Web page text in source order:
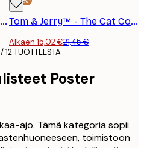
Tom & Jerry™ - The Two Mouseketeers Poster Tom & Jerry™ - The Cat Concerto Poster
Alkaen 15,02 €21,45 €
12 TUOTTEESTA
Poster
ajo. Tämä kategoria sopii
toimistoon